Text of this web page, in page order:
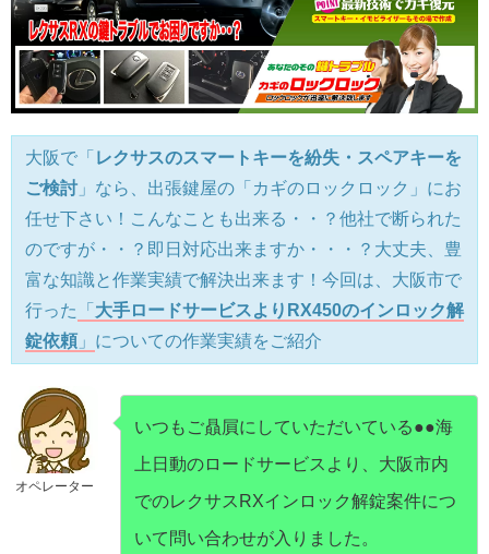
大阪で「 レクサスのスマートキーを紛失・スペアキーを
ご検討 」なら、出張鍵屋の「カギのロックロック」にお
任せ下さい！こんなことも出来る・・？他社で断られた
のですが・・？即日対応出来ますか・・・？大丈夫、豊
富な知識と作業実績で解決出来ます！今回は、大阪市で
行った
「 大手ロードサービスよりRX450のインロック解
錠依頼 」 についての作業実績をご紹介
オペレーター
いつもご贔屓にしていただいている●●海
上日動のロードサービスより、大阪市内
でのレクサスRXインロック解錠案件につ
いて問い合わせが入りました。